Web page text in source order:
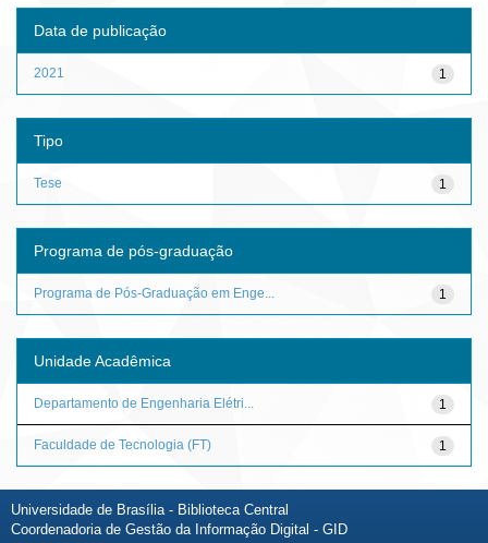
Data de publicação
1
2021
Tipo
1
Tese
Programa de pós-graduação
1
Programa de Pós-Graduação em Enge...
Unidade Acadêmica
1
Departamento de Engenharia Elétri...
1
Faculdade de Tecnologia (FT)
Universidade de Brasília - Biblioteca Central
Coordenadoria de Gestão da Informação Digital - GID